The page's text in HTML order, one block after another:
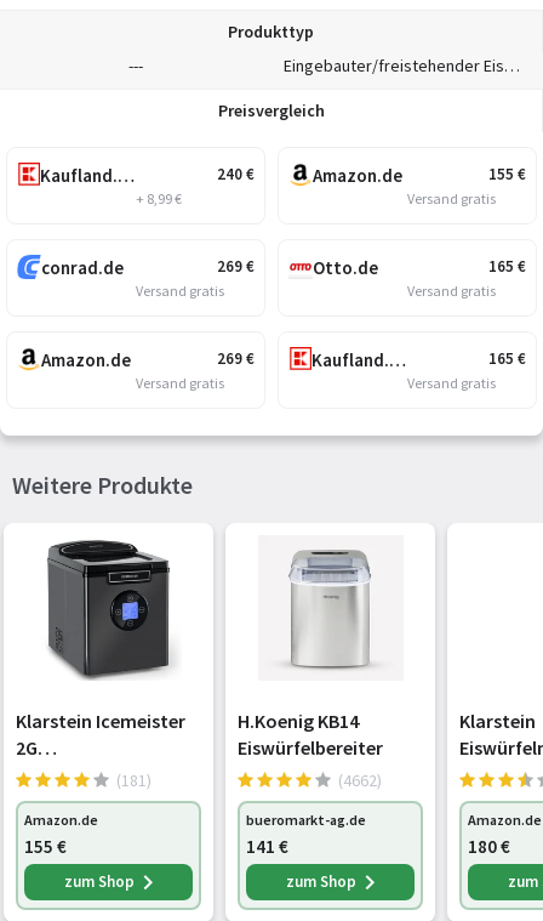
Produkttyp
---
Eingebauter/freistehender Eiswürfelbereiter
Preisvergleich
240€
Kaufland.de
+ 8,99 €
269€
conrad.de
Versand gratis
269€
Amazon.de
Versand gratis
155 €
Amazon.de
Versand gratis
165 €
Otto.de
Versand gratis
165 €
Kaufland.de
Versand gratis
Weitere Produkte
Klarstein Icemeister
2G
Eiswürfelmaschine,
12 kg/24 h,
Produktion in 6-10
Minuten, 3
Eiswürfelgrößen, 1,8 l
Wassertank, LCD-
(181)
Amazon.de
155 €
zum Shop
H.Koenig KB14
Eiswürfelbereiter
(4662)
bueromarkt-ag.de
141 €
zum Shop
Klarstein
Klein, 2 L
für 12 kg
Kleine
Amazon.de
180€